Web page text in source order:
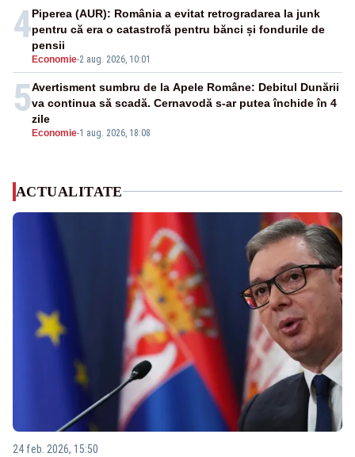
4
Economie-2 aug. 2026, 10:01
Piperea (AUR): România a evitat retrogradarea la junk
pentru că era o catastrofă pentru bănci și fondurile de
pensii
5
Economie-1 aug. 2026, 18:08
Avertisment sumbru de la Apele Române: Debitul Dunării
va continua să scadă. Cernavodă s-ar putea închide în 4
zile
ACTUALITATE
24 feb. 2026, 15:50